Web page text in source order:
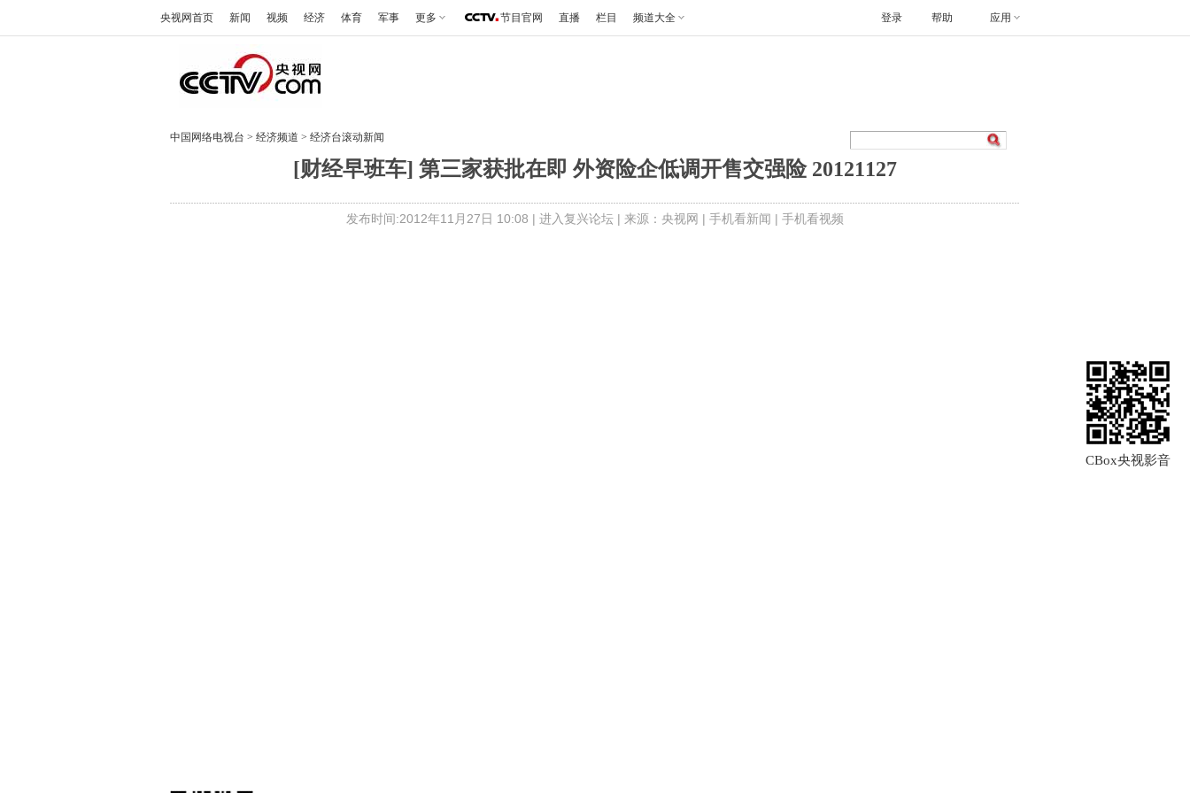
央视网首页 新闻 视频 经济 体育 军事 更多 节目官网 直播 栏目 频道大全 帮助 应用
登录
中国网络电视台 > 经济频道 > 经济台滚动新闻
[财经早班车] 第三家获批在即 外资险企低调开售交强险 20121127
发布时间:2012年11月27日 10:08 | 进入复兴论坛 | 来源：央视网 | 手机看新闻 | 手机看视频
CBox央视影音